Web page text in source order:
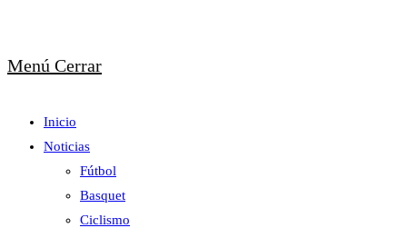
Menú Cerrar
Inicio
Noticias
Fútbol
Basquet
Ciclismo